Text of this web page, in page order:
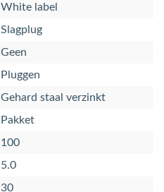
White label
Slagplug
Geen
Pluggen
Gehard staal verzinkt
Pakket
100
5.0
30